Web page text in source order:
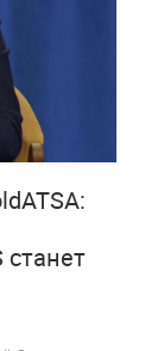
станет